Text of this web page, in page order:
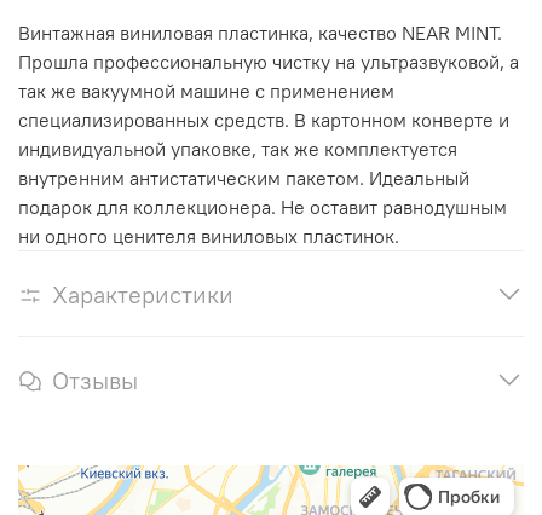
Винтажная виниловая пластинка, качество NEAR MINT.
Прошла профессиональную чистку на ультразвуковой, а
так же вакуумной машине с применением
специализированных средств. В картонном конверте и
индивидуальной упаковке, так же комплектуется
внутренним антистатическим пакетом. Идеальный
подарок для коллекционера. Не оставит равнодушным
ни одного ценителя виниловых пластинок.
Характеристики
Отзывы